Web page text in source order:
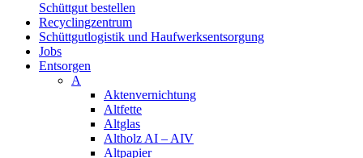
Schüttgut bestellen
Recyclingzentrum
Schüttgutlogistik und Haufwerksentsorgung
Jobs
Entsorgen
A
Aktenvernichtung
Altfette
Altglas
Altholz AI – AIV
Altpapier